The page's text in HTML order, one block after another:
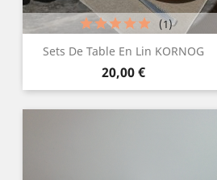
Sets De Table En Lin KORNOG
Prix
20,00 €
(1)